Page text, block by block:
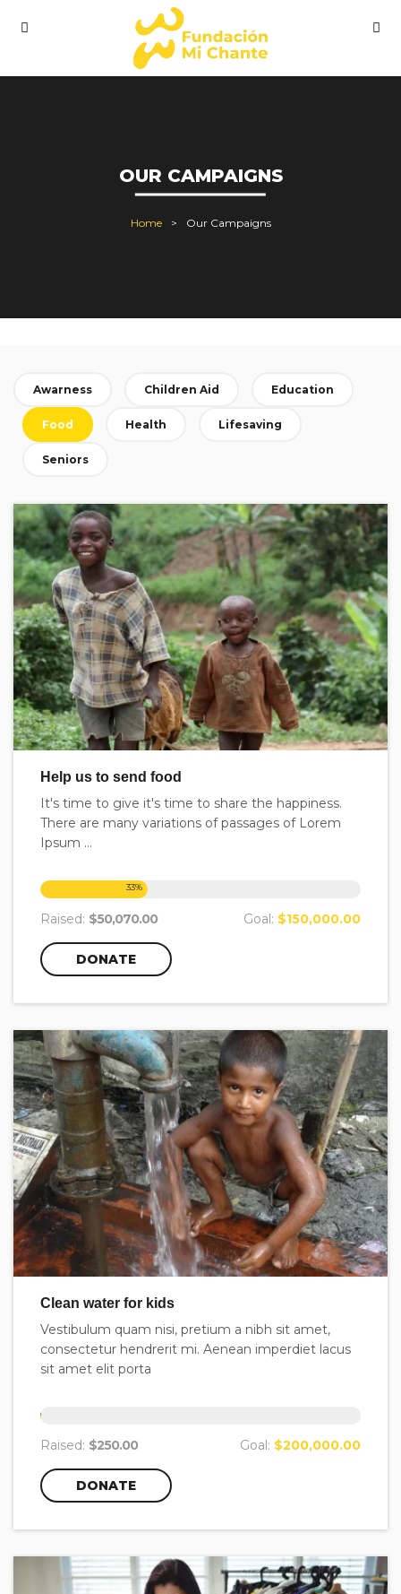
OUR CAMPAIGNS
Home Our Campaigns
Awarness Children Aid Education
Food Health Lifesaving
Seniors
Help us to send food
It's time to give it's time to share the happiness.
There are many variations of passages of Lorem
Ipsum ...
33%
Raised: $50,070.00 Goal: $150,000.00
DONATE
Clean water for kids
Vestibulum quam nisi, pretium a nibh sit amet,
consectetur hendrerit mi. Aenean imperdiet lacus
sit amet elit porta
0
Raised: $250.00 Goal: $200,000.00
DONATE